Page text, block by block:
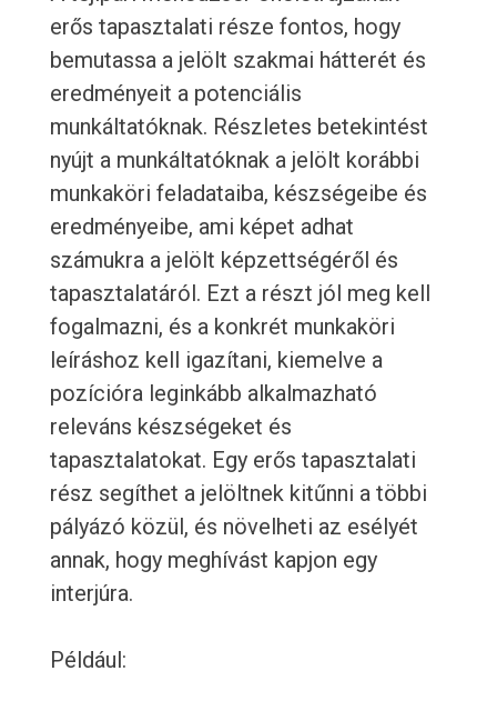
erős tapasztalati része fontos, hogy
bemutassa a jelölt szakmai hátterét és
eredményeit a potenciális
munkáltatóknak. Részletes betekintést
nyújt a munkáltatóknak a jelölt korábbi
munkaköri feladataiba, készségeibe és
eredményeibe, ami képet adhat
számukra a jelölt képzettségéről és
tapasztalatáról. Ezt a részt jól meg kell
fogalmazni, és a konkrét munkaköri
leíráshoz kell igazítani, kiemelve a
pozícióra leginkább alkalmazható
releváns készségeket és
tapasztalatokat. Egy erős tapasztalati
rész segíthet a jelöltnek kitűnni a többi
pályázó közül, és növelheti az esélyét
annak, hogy meghívást kapjon egy
interjúra.
Például: